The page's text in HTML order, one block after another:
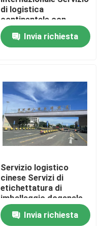
di logistica
continentale con
etichettatura
Invia richiesta
Servizio logistico
cinese Servizi di
etichettatura di
imballaggio doganale
professionale
Invia richiesta